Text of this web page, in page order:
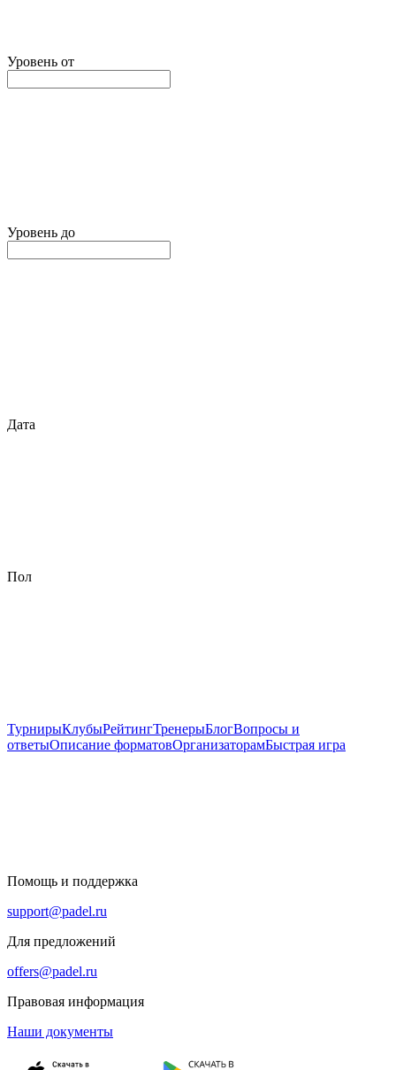
Уровень от
Уровень до
Дата
Пол
ТурнирыКлубыРейтингТренерыБлогВопросы и
ответыОписание форматовОрганизаторамБыстрая игра
Помощь и поддержка
support@padel.ru
Для предложений
offers@padel.ru
Правовая информация
Наши документы